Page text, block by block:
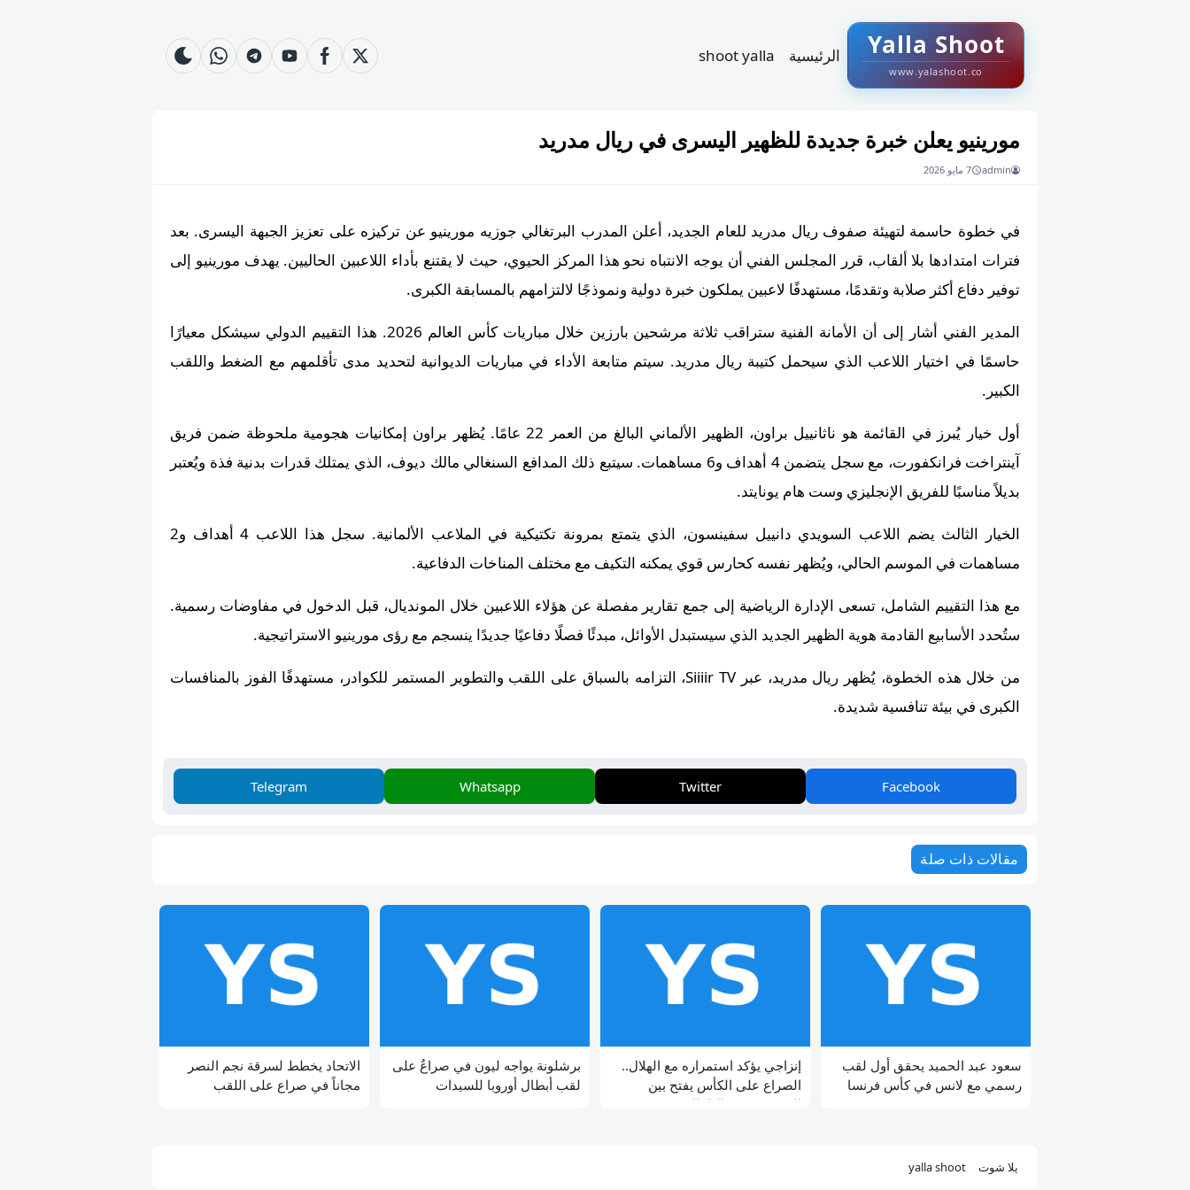
Yalla Shoot
www.yalashoot.co
الرئيسية shoot yalla
twitter
facebook
youtube
telegram
whatsapp
skin
مورينيو يعلن خبرة جديدة للظهير اليسرى في ريال مدريد
admin 7 مايو 2026
في خطوة حاسمة لتهيئة صفوف ريال مدريد للعام الجديد، أعلن المدرب البرتغالي جوزيه مورينيو عن تركيزه على تعزيز الجبهة اليسرى. بعد
فترات امتدادها بلا ألقاب، قرر المجلس الفني أن يوجه الانتباه نحو هذا المركز الحيوي، حيث لا يقتنع بأداء اللاعبين الحاليين. يهدف مورينيو إلى
توفير دفاع أكثر صلابة وتقدمًا، مستهدفًا لاعبين يملكون خبرة دولية ونموذجًا لالتزامهم بالمسابقة الكبرى.
المدير الفني أشار إلى أن الأمانة الفنية ستراقب ثلاثة مرشحين بارزين خلال مباريات كأس العالم 2026. هذا التقييم الدولي سيشكل معيارًا
حاسمًا في اختيار اللاعب الذي سيحمل كتيبة ريال مدريد. سيتم متابعة الأداء في مباريات الديوانية لتحديد مدى تأقلمهم مع الضغط واللقب
الكبير.
أول خيار يُبرز في القائمة هو ناثانييل براون، الظهير الألماني البالغ من العمر 22 عامًا. يُظهر براون إمكانيات هجومية ملحوظة ضمن فريق
آينتراخت فرانكفورت، مع سجل يتضمن 4 أهداف و6 مساهمات. سيتبع ذلك المدافع السنغالي مالك ديوف، الذي يمتلك قدرات بدنية فذة ويُعتبر
بديلاً مناسبًا للفريق الإنجليزي وست هام يونايتد.
الخيار الثالث يضم اللاعب السويدي دانييل سفينسون، الذي يتمتع بمرونة تكتيكية في الملاعب الألمانية. سجل هذا اللاعب 4 أهداف و2
مساهمات في الموسم الحالي، ويُظهر نفسه كحارس قوي يمكنه التكيف مع مختلف المناخات الدفاعية.
مع هذا التقييم الشامل، تسعى الإدارة الرياضية إلى جمع تقارير مفصلة عن هؤلاء اللاعبين خلال المونديال، قبل الدخول في مفاوضات رسمية.
ستُحدد الأسابيع القادمة هوية الظهير الجديد الذي سيستبدل الأوائل، مبدئًا فصلًا دفاعيًا جديدًا ينسجم مع رؤى مورينيو الاستراتيجية.
من خلال هذه الخطوة، يُظهر ريال مدريد، عبر Siiiir TV، التزامه بالسباق على اللقب والتطوير المستمر للكوادر، مستهدفًا الفوز بالمنافسات
الكبرى في بيئة تنافسية شديدة.
Facebook
Twitter
Whatsapp
Telegram
مقالات ذات صلة
سعود عبد الحميد يحقق أول لقب
رسمي مع لانس في كأس فرنسا
إنزاجي يؤكد استمراره مع الهلال..
الصراع على الكأس يفتح بين
الفينيسيوس واليامال
برشلونة يواجه ليون في صراعٌ على
لقب أبطال أوروبا للسيدات
الاتحاد يخطط لسرقة نجم النصر
مجاناً في صراع على اللقب
يلا شوت yalla shoot